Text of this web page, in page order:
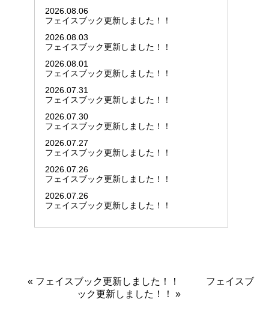
2026.08.06
フェイスブック更新しました！！
2026.08.03
フェイスブック更新しました！！
2026.08.01
フェイスブック更新しました！！
2026.07.31
フェイスブック更新しました！！
2026.07.30
フェイスブック更新しました！！
2026.07.27
フェイスブック更新しました！！
2026.07.26
フェイスブック更新しました！！
2026.07.26
フェイスブック更新しました！！
« フェイスブック更新しました！！
フェイスブ
ック更新しました！！
»